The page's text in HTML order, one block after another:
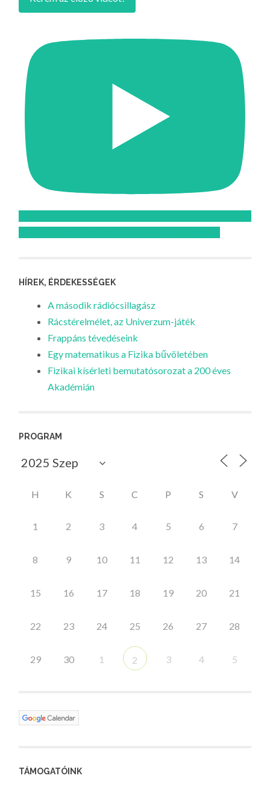
HÍREK, ÉRDEKESSÉGEK
A második rádiócsillagász
Rácstérelmélet, az Univerzum-játék
Frappáns tévedéseink
Egy matematikus a Fizika bűvöletében
Fizikai kísérleti bemutatósorozat a 200 éves
Akadémián
PROGRAM
H K S C P S V
1 2 3 4 5 6 7
8 9 10 11 12 13 14
15 16 17 18 19 20 21
22 23 24 25 26 27 28
29 30 1 2 3 4 5
TÁMOGATÓINK